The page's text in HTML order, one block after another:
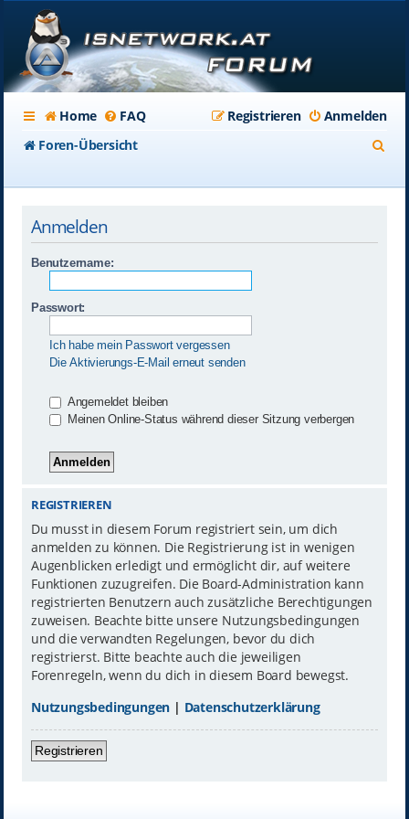
Home FAQ Anmelden
Registrieren
Foren-Übersicht
Anmelden
Benutzername:
Passwort:
Ich habe mein Passwort vergessen
Die Aktivierungs-E-Mail erneut senden
Angemeldet bleiben
Meinen Online-Status während dieser Sitzung verbergen
REGISTRIEREN
Du musst in diesem Forum registriert sein, um dich
anmelden zu können. Die Registrierung ist in wenigen
Augenblicken erledigt und ermöglicht dir, auf weitere
Funktionen zuzugreifen. Die Board-Administration kann
registrierten Benutzern auch zusätzliche Berechtigungen
zuweisen. Beachte bitte unsere Nutzungsbedingungen
und die verwandten Regelungen, bevor du dich
registrierst. Bitte beachte auch die jeweiligen
Forenregeln, wenn du dich in diesem Board bewegst.
Nutzungsbedingungen | Datenschutzerklärung
Registrieren